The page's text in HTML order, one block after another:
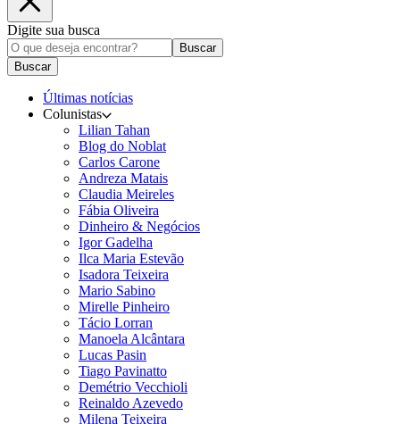
Digite sua busca
Buscar
Buscar
Últimas notícias
Colunistas
Lilian Tahan
Blog do Noblat
Carlos Carone
Andreza Matais
Claudia Meireles
Fábia Oliveira
Dinheiro & Negócios
Igor Gadelha
Ilca Maria Estevão
Isadora Teixeira
Mario Sabino
Mirelle Pinheiro
Tácio Lorran
Manoela Alcântara
Lucas Pasin
Tiago Pavinatto
Demétrio Vecchioli
Reinaldo Azevedo
Milena Teixeira